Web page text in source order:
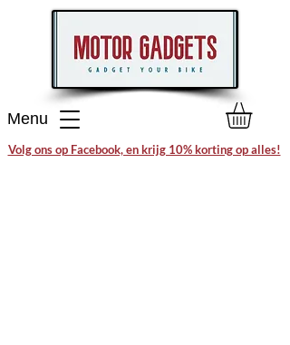
Menu
Volg ons op Facebook, en krijg 10% korting op alles!